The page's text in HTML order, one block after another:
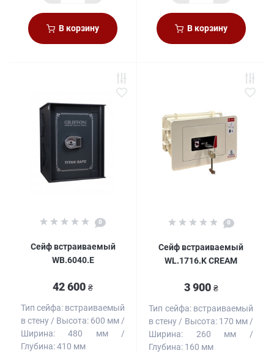
В корзину В корзину
0
Сейф встраиваемый
WB.6040.E
42 600 ₴
Тип сейфа: встраиваемый
в стену
Высота: 600 мм
Ширина:
480 мм
Глубина:410 мм
0
Сейф встраиваемый
WL.1716.K CREAM
3 900 ₴
Тип сейфа: встраиваемый
в стену
Высота: 170 мм
Ширина:
260 мм
Глубина: 160 мм